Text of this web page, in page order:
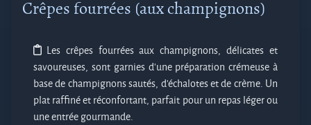
Crêpes fourrées (aux champignons)
Les crêpes fourrées aux champignons, délicates et
savoureuses, sont garnies d'une préparation crémeuse à
base de champignons sautés, d’échalotes et de crème. Un
plat raffiné et réconfortant, parfait pour un repas léger ou
une entrée gourmande.